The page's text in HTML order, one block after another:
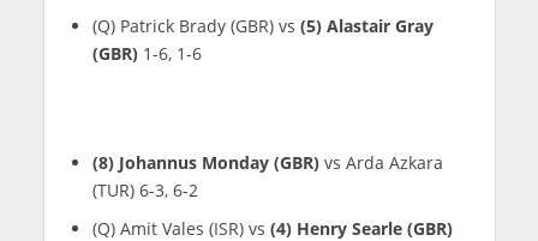
(Q) Patrick Brady (GBR) vs (5) Alastair Gray
(GBR)1-6, 1-6
(8) Johannus Monday (GBR)vs Arda Azkara
(TUR) 6-3, 6-2
(Q) Amit Vales (ISR) vs (4) Henry Searle (GBR)